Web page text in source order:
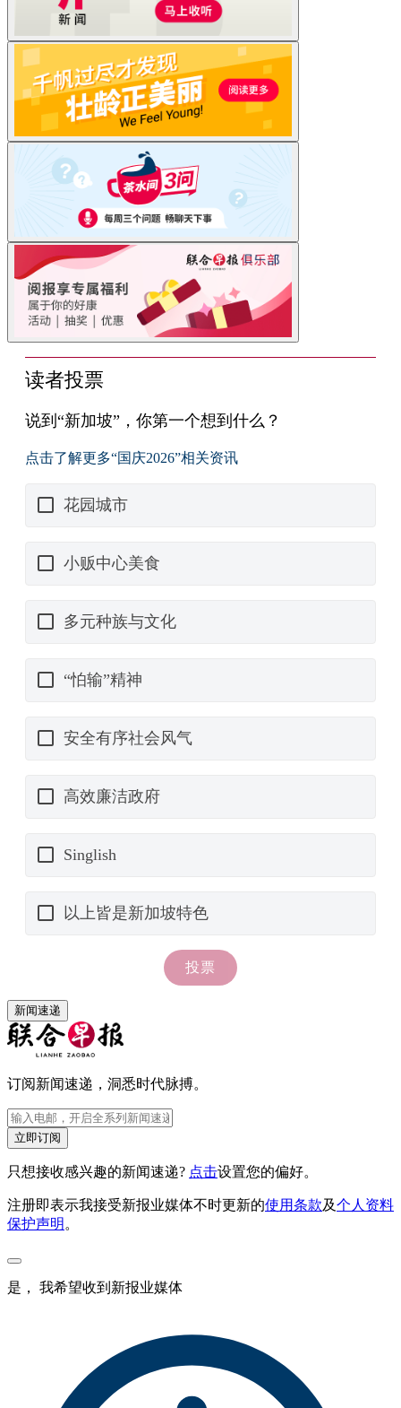
新闻速递
订阅新闻速递，洞悉时代脉搏。
立即订阅
只想接收感兴趣的新闻速递? 点击设置您的偏好。
注册即表示我接受新报业媒体不时更新的使用条款及个人资料
保护声明 。
是， 我希望收到新报业媒体